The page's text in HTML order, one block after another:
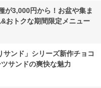
が3,000円から！お盆や集ま
おトクな期間限定メニュー
サンド」シリーズ新作チョコ
サンドの爽快な魅力